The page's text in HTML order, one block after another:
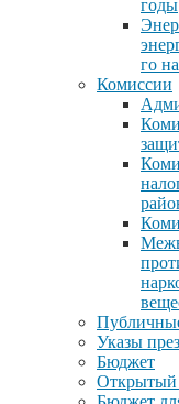
годы
го
Комиссии
Указы
Бюджет